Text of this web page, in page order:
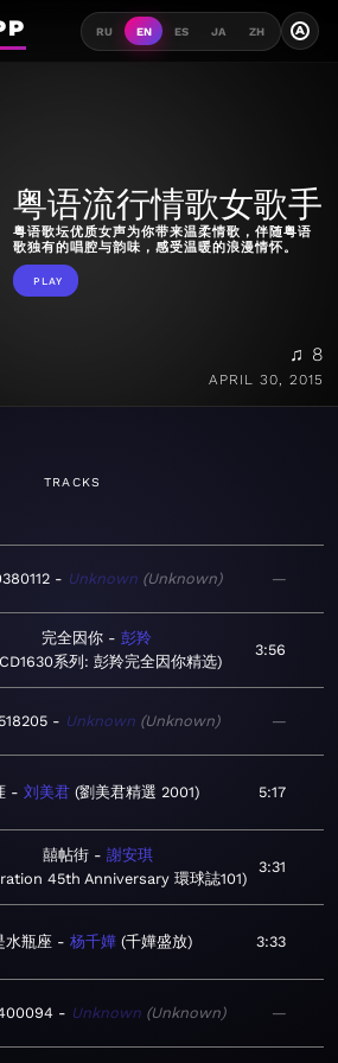
RU EN ES JA ZH A
粤语流行情歌女歌手
粤语歌坛优质女声为你带来温柔情歌，伴随粤语
歌独有的唱腔与韵味，感受温暖的浪漫情怀。
PLAY
♫ 8
APRIL 30, 2015
TRACKS
Unknown Unknown —
完全因你
彭羚
系列: 彭羚完全因你精选
3:56
Unknown Unknown —
刘美君 劉美君精選 2001 5:17
囍帖街
謝安琪
45th Anniversary 環球誌101
3:31
水瓶座 杨千嬅 千嬅盛放 3:33
Unknown Unknown —